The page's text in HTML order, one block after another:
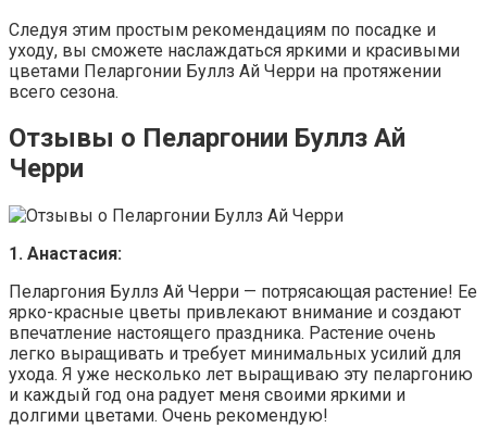
Следуя этим простым рекомендациям по посадке и
уходу, вы сможете наслаждаться яркими и красивыми
цветами Пеларгонии Буллз Ай Черри на протяжении
всего сезона.
Отзывы о Пеларгонии Буллз Ай
Черри
1. Анастасия:
Пеларгония Буллз Ай Черри — потрясающая растение! Ее
ярко-красные цветы привлекают внимание и создают
впечатление настоящего праздника. Растение очень
легко выращивать и требует минимальных усилий для
ухода. Я уже несколько лет выращиваю эту пеларгонию
и каждый год она радует меня своими яркими и
долгими цветами. Очень рекомендую!